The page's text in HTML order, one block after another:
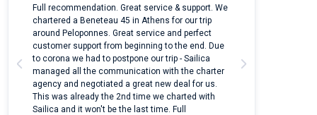
Full recommendation. Great service & support. We
chartered a Beneteau 45 in Athens for our trip
around Peloponnes. Great service and perfect
customer support from beginning to the end. Due
to corona we had to postpone our trip - Sailica
managed all the communication with the charter
agency and negotiated a great new deal for us.
This was already the 2nd time we charted with
Sailica and it won't be the last time. Full